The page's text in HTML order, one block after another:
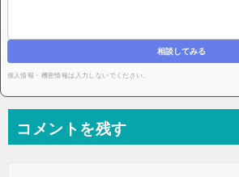
相談してみる
個人情報・機密情報は入力しないでください。
コメントを残す